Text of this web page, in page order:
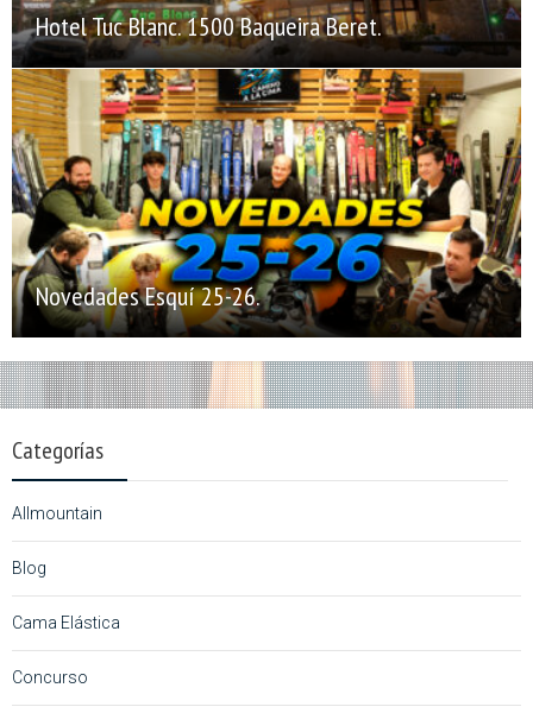
Hotel Tuc Blanc. 1500 Baqueira Beret.
Novedades Esquí 25-26.
Categorías
Allmountain
Blog
Cama Elástica
Concurso